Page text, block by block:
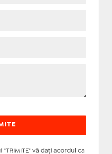
vă daţi acordul ca